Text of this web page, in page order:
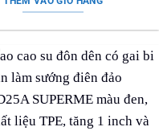
280.000 ₫.